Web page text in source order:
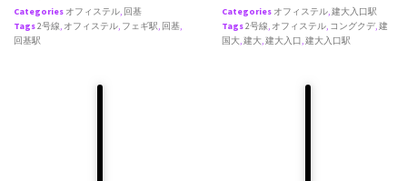
Categories オフィステル, 回基
Tags2号線, オフィステル, フェギ駅, 回基,
回基駅
Categories オフィステル,建大入口駅
Tags2号線, オフィステル, コングクデ,建
国大,建大,建大入口,建大入口駅